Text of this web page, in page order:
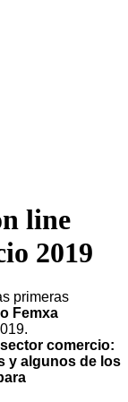
line
2019
primeras
Femxa
comercio:
y algunos de los